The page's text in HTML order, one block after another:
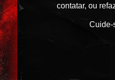
contatar, ou
Cuide-